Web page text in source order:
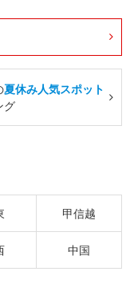
夏休み人気スポット
グ
甲信越
中国